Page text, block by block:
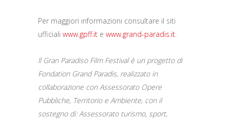
Per maggiori informazioni consultare il siti
ufficiali www.gpff.it e www.grand-paradis.it
ll Gran Paradiso Film Festival è un progetto di
Fondation Grand Paradis, realizzato in
collaborazione con Assessorato Opere
Pubbliche, Territorio e Ambiente, con il
sostegno di: Assessorato turismo, sport,